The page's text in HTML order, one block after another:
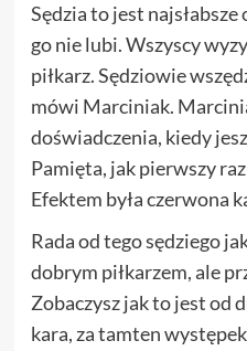
Sędzia to jest
go nie lubi. Wszyscy
piłkarz. Sędziowie
mówi Marciniak.
doświadczenia, kiedy
Pamięta, jak pierwszy
Efektem była czerwona
Rada od tego sędziego
dobrym piłkarzem, ale
Zobaczysz jak to jest od
kara, za tamten